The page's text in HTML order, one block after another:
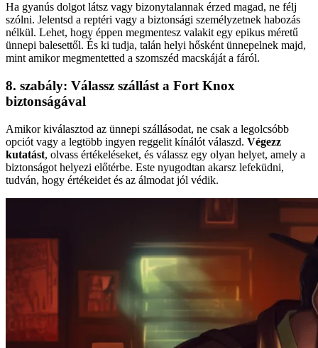
Ha gyanús dolgot látsz vagy bizonytalannak érzed magad, ne félj
szólni. Jelentsd a reptéri vagy a biztonsági személyzetnek habozás
nélkül. Lehet, hogy éppen megmentesz valakit egy epikus méretű
ünnepi balesettől. És ki tudja, talán helyi hősként ünnepelnek majd,
mint amikor megmentetted a szomszéd macskáját a fáról.
8. szabály: Válassz szállást a Fort Knox
biztonságával
Amikor kiválasztod az ünnepi szállásodat, ne csak a legolcsóbb
opciót vagy a legtöbb ingyen reggelit kínálót válaszd. Végezz
kutatást, olvass értékeléseket, és válassz egy olyan helyet, amely a
biztonságot helyezi előtérbe. Este nyugodtan akarsz lefeküdni,
tudván, hogy értékeidet és az álmodat jól védik.